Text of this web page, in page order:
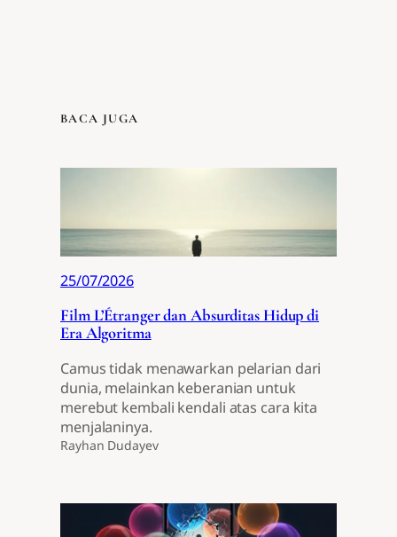
BACA JUGA
25/07/2026
Film L’Étranger dan Absurditas Hidup di
Era Algoritma
Camus tidak menawarkan pelarian dari
dunia, melainkan keberanian untuk
merebut kembali kendali atas cara kita
menjalaninya.
Rayhan Dudayev